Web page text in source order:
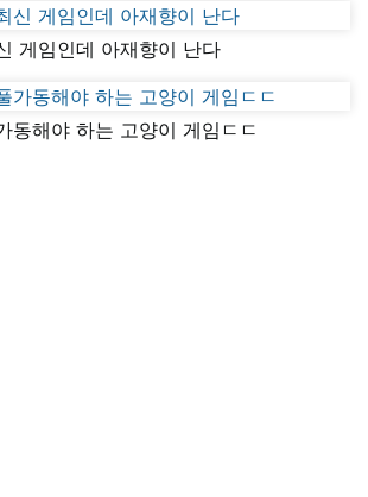
게임인데 아재향이 난다
동해야 하는 고양이 게임ㄷㄷ